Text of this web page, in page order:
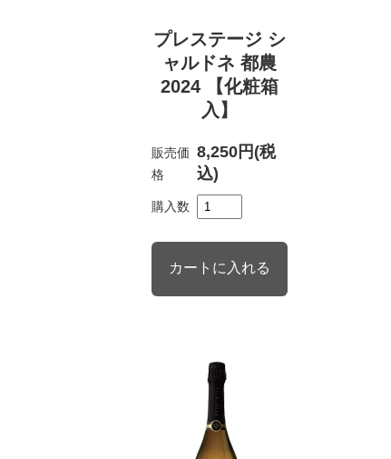
プレステージ シ
ャルドネ 都農
2024 【化粧箱
入】
販売価
格
8,250円(税
込)
購入数